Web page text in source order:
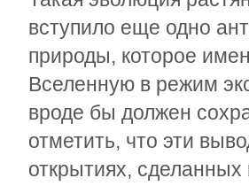
вступило еще одно
природы, которое
Вселенную в режим
вроде бы должен
отметить, что эти
открытиях, сделанных